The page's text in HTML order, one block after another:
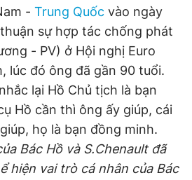
- Trung Quốc vào ngày
sự hợp tác chống phát
- PV) ở Hội nghị Euro
lúc đó ông đã gần 90 tuổi.
lại Hồ Chủ tịch là bạn
Hồ cần thì ông ấy giúp, cái
họ là bạn đồng minh.
Bác Hồ và S.Chenault đã
hiện vai trò cá nhân của Bác